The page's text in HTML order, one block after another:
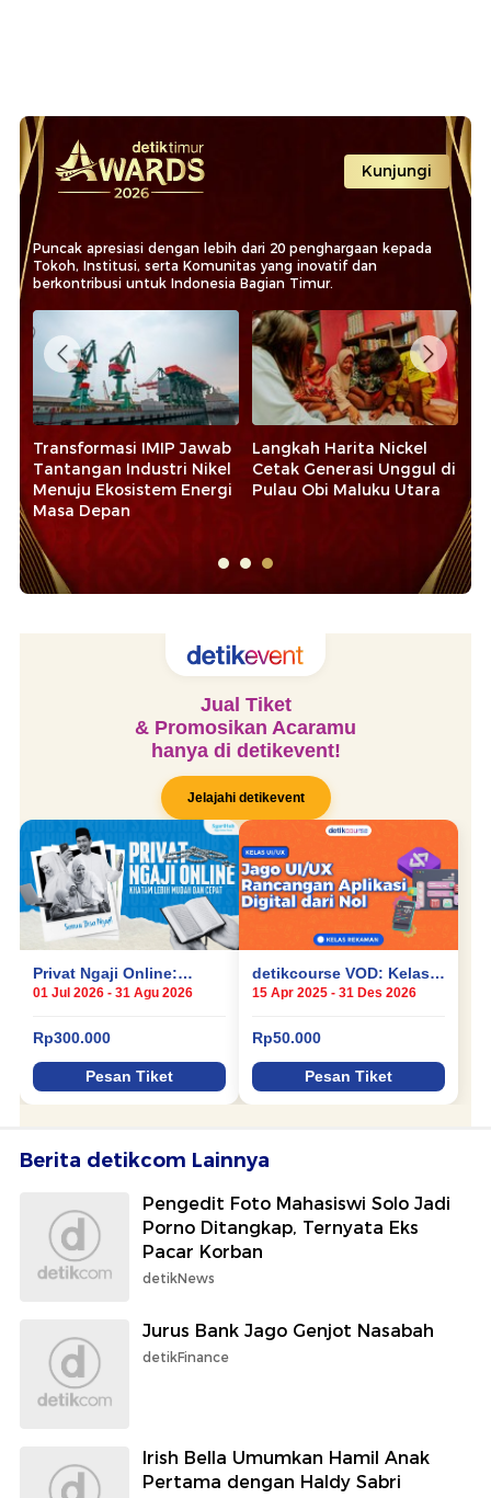
Kunjungi
Puncak apresiasi dengan lebih dari 20 penghargaan kepada
Tokoh, Institusi, serta Komunitas yang inovatif dan
berkontribusi untuk Indonesia Bagian Timur.
Transformasi IMIP Jawab
Tantangan Industri Nikel
Menuju Ekosistem Energi
Masa Depan
Langkah Harita Nickel
Cetak Generasi Unggul di
Pulau Obi Maluku Utara
Berita detikcom Lainnya
Pengedit Foto Mahasiswi Solo Jadi
Porno Ditangkap, Ternyata Eks
Pacar Korban
detikNews
Jurus Bank Jago Genjot Nasabah
detikFinance
Irish Bella Umumkan Hamil Anak
Pertama dengan Haldy Sabri